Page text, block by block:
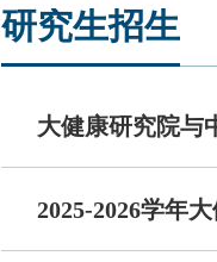
研究生招生
大健康研究院与
2025-2026学年